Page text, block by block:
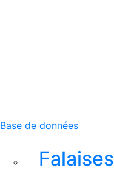
Base de données
Falaises